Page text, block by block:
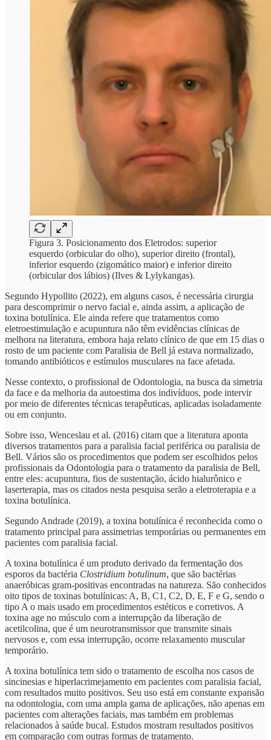
Figura 3. Posicionamento dos Eletrodos: superior
esquerdo (orbicular do olho), superior direito (frontal),
inferior esquerdo (zigomático maior) e inferior direito
(orbicular dos lábios) (Ilves & Lylykangas).
Segundo Hypollito (2022), em alguns casos, é necessária cirurgia
para descomprimir o nervo facial e, ainda assim, a aplicação de
toxina botulínica. Ele ainda refere que tratamentos como
eletroestimulação e acupuntura não têm evidências clínicas de
melhora na literatura, embora haja relato clínico de que em 15 dias o
rosto de um paciente com Paralisia de Bell já estava normalizado,
tomando antibióticos e estímulos musculares na face afetada.
Nesse contexto, o profissional de Odontologia, na busca da simetria
da face e da melhoria da autoestima dos indivíduos, pode intervir
por meio de diferentes técnicas terapêuticas, aplicadas isoladamente
ou em conjunto.
Sobre isso, Wenceslau et al. (2016) citam que a literatura aponta
diversos tratamentos para a paralisia facial periférica ou paralisia de
Bell. Vários são os procedimentos que podem ser escolhidos pelos
profissionais da Odontologia para o tratamento da paralisia de Bell,
entre eles: acupuntura, fios de sustentação, ácido hialurônico e
laserterapia, mas os citados nesta pesquisa serão a eletroterapia e a
toxina botulínica.
Segundo Andrade (2019), a toxina botulínica é reconhecida como o
tratamento principal para assimetrias temporárias ou permanentes em
pacientes com paralisia facial.
A toxina botulínica é um produto derivado da fermentação dos
esporos da bactéria Clostridium botulinum, que são bactérias
anaeróbicas gram-positivas encontradas na natureza. São conhecidos
oito tipos de toxinas botulínicas: A, B, C1, C2, D, E, F e G, sendo o
tipo A o mais usado em procedimentos estéticos e corretivos. A
toxina age no músculo com a interrupção da liberação de
acetilcolina, que é um neurotransmissor que transmite sinais
nervosos e, com essa interrupção, ocorre relaxamento muscular
temporário.
A toxina botulínica tem sido o tratamento de escolha nos casos de
sincinesias e hiperlacrimejamento em pacientes com paralisia facial,
com resultados muito positivos. Seu uso está em constante expansão
na odontologia, com uma ampla gama de aplicações, não apenas em
pacientes com alterações faciais, mas também em problemas
relacionados à saúde bucal. Estudos mostram resultados positivos
em comparação com outras formas de tratamento.